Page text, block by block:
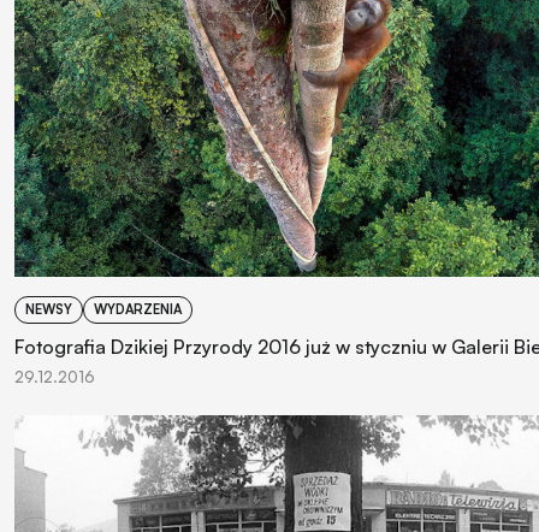
NEWSY WYDARZENIA
Fotografia Dzikiej Przyrody 2016 już w styczniu w Galerii
29.12.2016